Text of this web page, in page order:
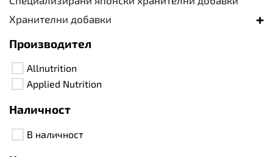
Хранителни добавки
+
Производител
Allnutrition
Applied Nutrition
Наличност
В наличност